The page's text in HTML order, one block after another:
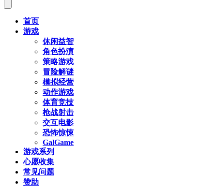
首页
游戏
休闲益智
角色扮演
策略游戏
冒险解谜
模拟经营
动作游戏
体育竞技
枪战射击
交互电影
恐怖惊悚
GalGame
游戏系列
心愿收集
常见问题
赞助